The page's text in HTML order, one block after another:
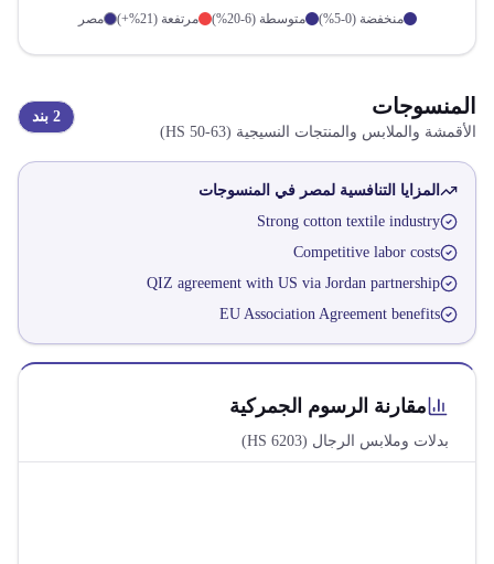
منخفضة (0-5%) متوسطة (6-20%) مرتفعة (21%+) مصر
المنسوجات
الأقمشة والملابس والمنتجات النسيجية (HS
50-63
)
2 بند
المزايا التنافسية لمصر في المنسوجات
Strong cotton textile industry
Competitive labor costs
QIZ agreement with US via Jordan partnership
EU Association Agreement benefits
مقارنة الرسوم الجمركية
بدلات وملابس الرجال (HS
6203
)